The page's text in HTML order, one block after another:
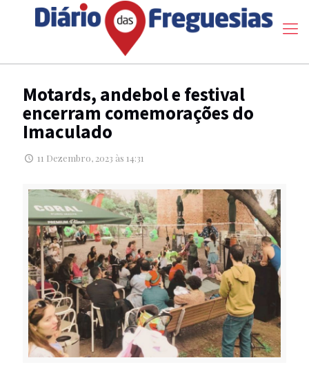
Motards, andebol e festival
encerram comemorações do
Imaculado
11 Dezembro, 2023 às 14:31